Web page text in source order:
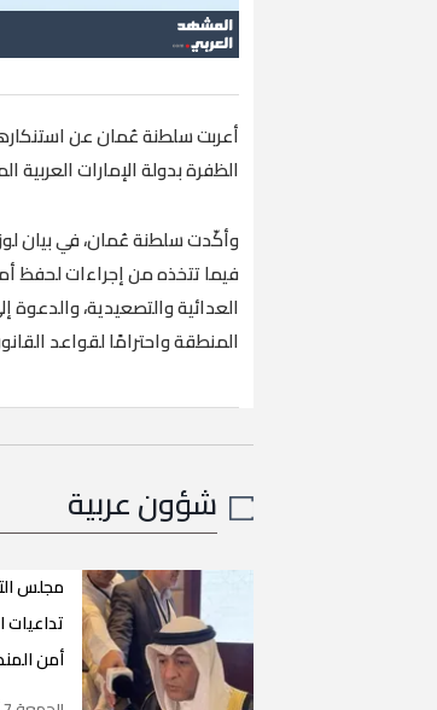
أعربت سلطنة عُمان عن
الظفرة بدولة الإمارات العربية
‏وأكّدت سلطنة عُمان، في بيان
فيما تتخذه من إجراءات لحفظ
العدائية والتصعيدية، والدعوة
المنطقة واحترامًا لقواعد
شؤون عربية
مجلس
أمن